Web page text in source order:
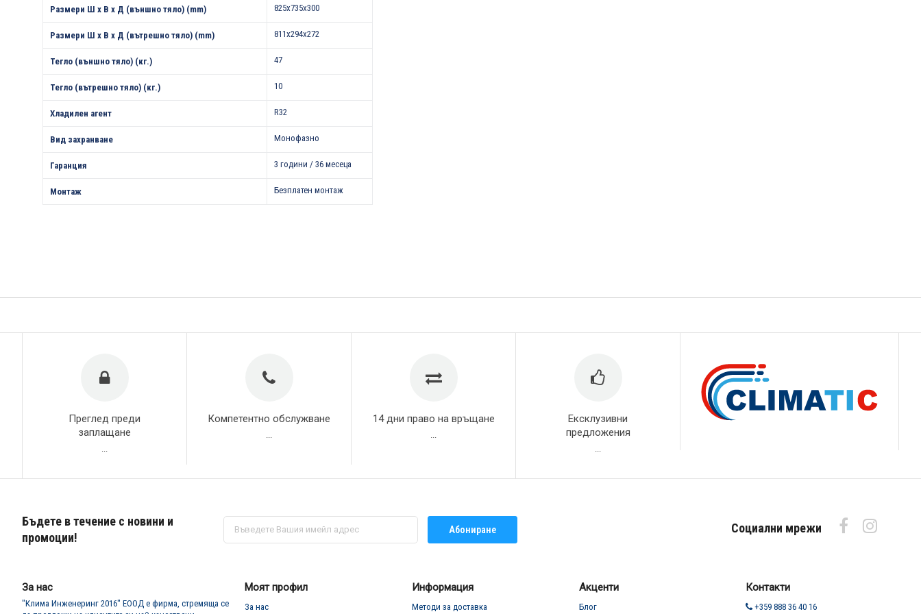
Размери Ш х В х Д (външно тяло) (mm) 825x735x300
Размери Ш х В х Д (вътрешно тяло) (mm) 811x294x272
Тегло (външно тяло) (кг.) 47
Тегло (вътрешно тяло) (кг.) 10
Хладилен агент R32
Вид захранване Монофазно
Гаранция 3 години / 36 месеца
Монтаж Безплатен монтаж
Преглед преди
заплащане
Компетентно обслужване 14 дни право на връщане
Ексклузивни
предложения
Бъдете в течение с новини и
промоции!
Абонирай
за
Абониране Социални мрежи
За нас
"Клима Инженеринг 2016" ЕООД е фирма, стремяща се
Моят профил
За нас
Информация
Методи за доставка
Акценти
Блог
Контакти
+359 888 36 40 16